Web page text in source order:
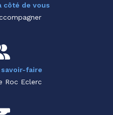
côté de vous
faire
Roc Eclerc